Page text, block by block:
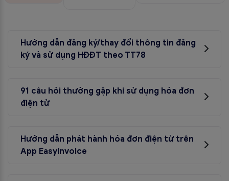
Hướng dẫn đăng ký/thay đổi thông tin đăng
ký và sử dụng HĐĐT theo TT78
ký sử dụng HĐĐT
91 câu hỏi thường gặp khi sử dụng hóa đơn
điện tử
Hướng dẫn phát hành hóa đơn điện tử trên
App EasyInvoice